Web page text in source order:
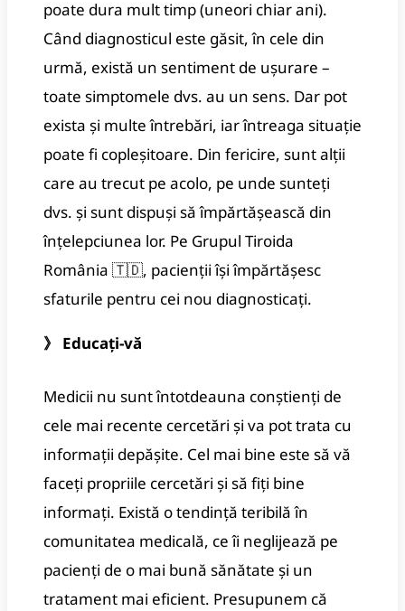
poate dura mult timp (uneori chiar ani).
Când diagnosticul este găsit, în cele din
urmă, există un sentiment de ușurare –
toate simptomele dvs. au un sens. Dar pot
exista și multe întrebări, iar întreaga situație
poate fi copleșitoare. Din fericire, sunt alții
care au trecut pe acolo, pe unde sunteți
dvs. și sunt dispuși să împărtășească din
înțelepciunea lor. Pe Grupul Tiroida
România 🇹🇩, pacienții își împărtășesc
sfaturile pentru cei nou diagnosticați.
》 Educați-vă
Medicii nu sunt întotdeauna conștienți de
cele mai recente cercetări și va pot trata cu
informații depășite. Cel mai bine este să vă
faceți propriile cercetări și să fiți bine
informați. Există o tendință teribilă în
comunitatea medicală, ce îi neglijează pe
pacienți de o mai bună sănătate și un
tratament mai eficient. Presupunem că